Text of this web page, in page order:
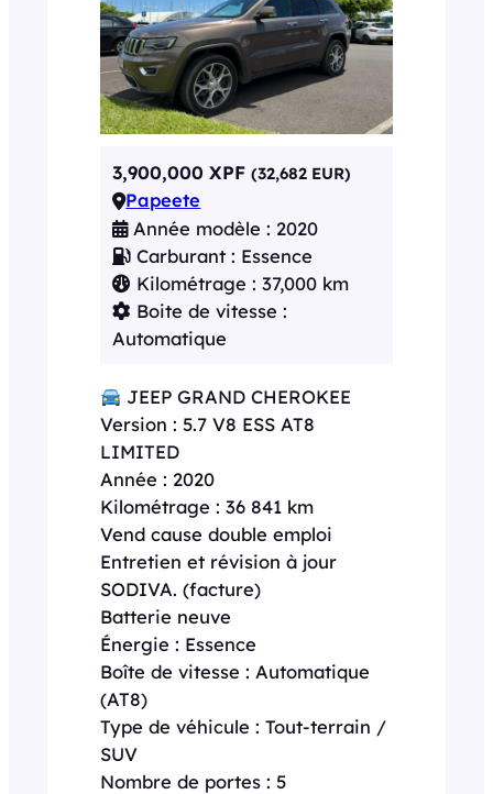
3,900,000 XPF(32,682 EUR)
Papeete
Année modèle : 2020
Carburant : Essence
Kilométrage : 37,000 km
Boite de vitesse :
Automatique
JEEP GRAND CHEROKEE
Version : 5.7 V8 ESS AT8
LIMITED
Année : 2020
Kilométrage : 36 841 km
Vend cause double emploi
Entretien et révision à jour
SODIVA. (facture)
Batterie neuve
Énergie : Essence
Boîte de vitesse : Automatique
(AT8)
Type de véhicule : Tout-terrain /
SUV
Nombre de portes : 5